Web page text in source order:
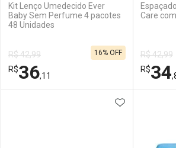
Kit Lenço Umedecido Ever
Baby Sem Perfume 4 pacotes
48 Unidades
R$ 42,99
R$36,11
16% OFF
Care
R$ 42,99
R$34
ADICIONAR